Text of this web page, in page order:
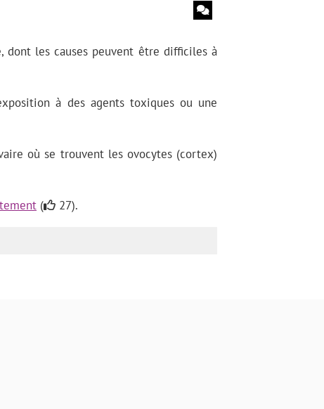
dont les causes peuvent être difficiles à
à des agents toxiques ou une
où se trouvent les ovocytes (cortex)
( 27).